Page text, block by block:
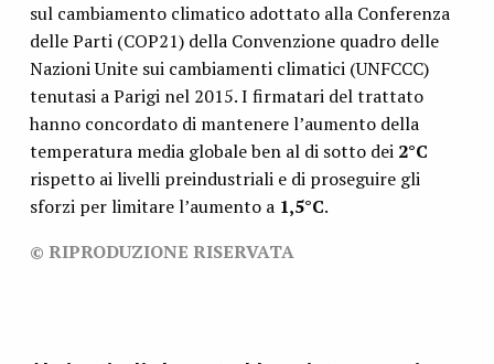
sul cambiamento climatico adottato alla Conferenza
delle Parti (COP21) della Convenzione quadro delle
Nazioni Unite sui cambiamenti climatici (UNFCCC)
tenutasi a Parigi nel 2015. I firmatari del trattato
hanno concordato di mantenere l’aumento della
temperatura media globale ben al di sotto dei 2°C
rispetto ai livelli preindustriali e di proseguire gli
sforzi per limitare l’aumento a 1,5°C.
© RIPRODUZIONE RISERVATA